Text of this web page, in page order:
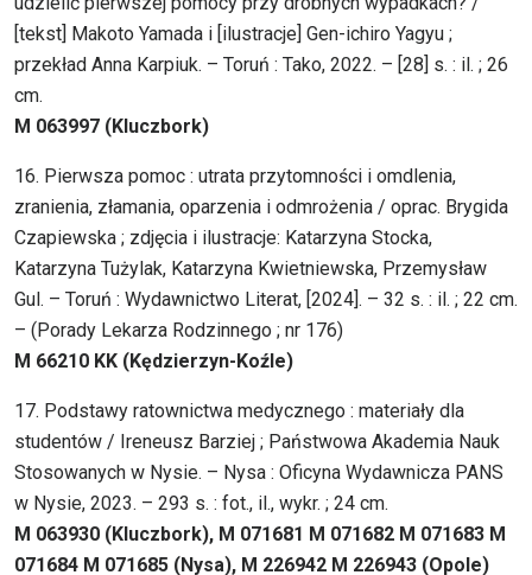
[tekst] Makoto Yamada i [ilustracje] Gen-ichiro Yagyu ;
przekład Anna Karpiuk. – Toruń : Tako, 2022. – [28] s. : il. ; 26
cm.
M 063997 (Kluczbork)
16. Pierwsza pomoc : utrata przytomności i omdlenia,
zranienia, złamania, oparzenia i odmrożenia / oprac. Brygida
Czapiewska ; zdjęcia i ilustracje: Katarzyna Stocka,
Katarzyna Tużylak, Katarzyna Kwietniewska, Przemysław
Gul. – Toruń : Wydawnictwo Literat, [2024]. – 32 s. : il. ; 22 cm.
– (Porady Lekarza Rodzinnego ; nr 176)
M 66210 KK (Kędzierzyn-Koźle)
17. Podstawy ratownictwa medycznego : materiały dla
studentów / Ireneusz Barziej ; Państwowa Akademia Nauk
Stosowanych w Nysie. – Nysa : Oficyna Wydawnicza PANS
w Nysie, 2023. – 293 s. : fot., il., wykr. ; 24 cm.
M 063930 (Kluczbork), M 071681 M 071682 M 071683 M
071684 M 071685 (Nysa), M 226942 M 226943 (Opole)